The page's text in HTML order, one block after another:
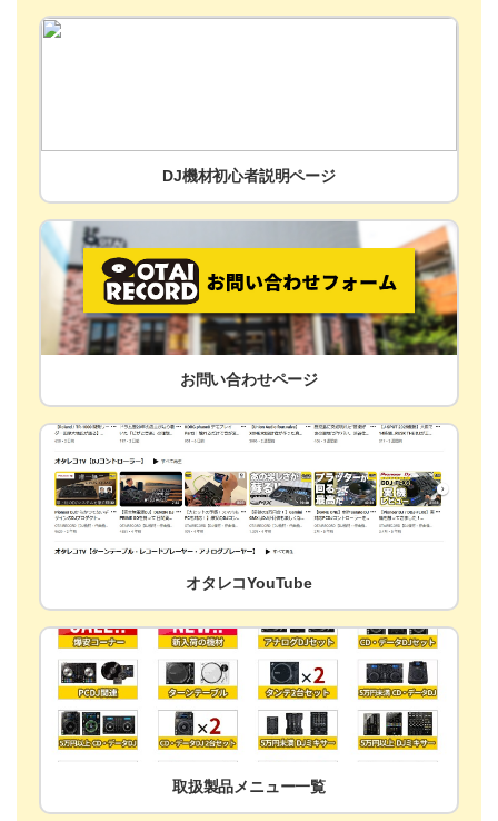
DJ機材初心者説明ページ
お問い合わせページ
オタレコYouTube
取扱製品メニュー一覧